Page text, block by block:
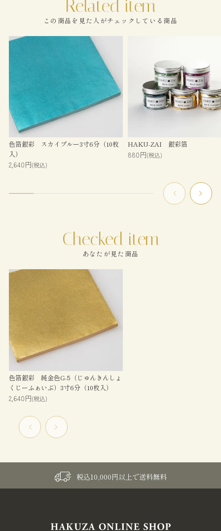
この商品を見た人がチェックしている商品
色箔銀彩 スカイブルー3寸6分（10枚
入）
2,640円(税込)
HAKU-ZAI 銀彩箔
880円(税込)
あなたが見た商品
色箔銀彩 純金色G-5（じゅんきんしょ
くじーふぁいぶ）3寸6分（10枚入）
2,640円(税込)
税込10,000円以上で送料無料